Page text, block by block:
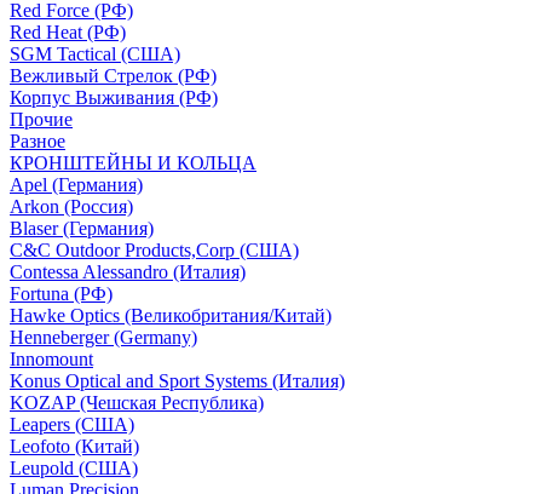
Red Force (РФ)
Red Heat (РФ)
SGM Tactical (США)
Вежливый Стрелок (РФ)
Корпус Выживания (РФ)
Прочие
Разное
КРОНШТЕЙНЫ И КОЛЬЦА
Apel (Германия)
Arkon (Россия)
Blaser (Германия)
C&C Outdoor Products,Corp (США)
Contessa Alessandro (Италия)
Fortuna (РФ)
Hawke Optics (Великобритания/Китай)
Henneberger (Germany)
Innomount
Konus Optical and Sport Systems (Италия)
KOZAP (Чешская Республика)
Leapers (США)
Leofoto (Китай)
Leupold (США)
Luman Precision